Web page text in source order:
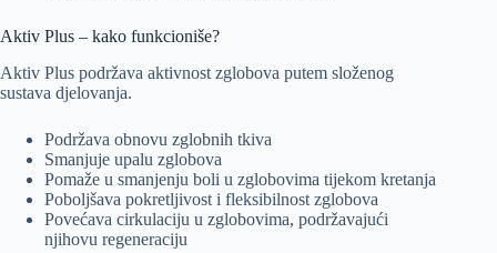
Aktiv Plus – kako funkcioniše?
Aktiv Plus podržava aktivnost zglobova putem složenog
sustava djelovanja.
Podržava obnovu zglobnih tkiva
Smanjuje upalu zglobova
Pomaže u smanjenju boli u zglobovima tijekom kretanja
Poboljšava pokretljivost i fleksibilnost zglobova
Povećava cirkulaciju u zglobovima, podržavajući
njihovu regeneraciju